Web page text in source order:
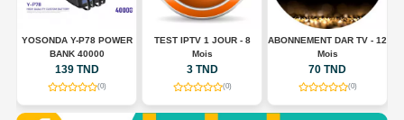
YOSONDA Y-P78 POWER
BANK 40000
139 TND
(0)
TEST IPTV 1 JOUR - 8
Mois
3 TND
(0)
ABONNEMENT DAR TV - 12
Mois
70 TND
(0)